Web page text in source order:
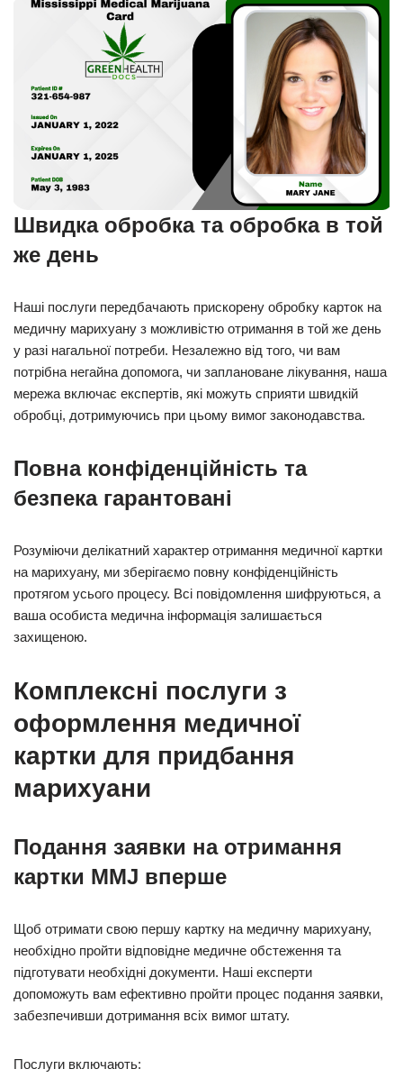
Швидка обробка та обробка в той
же день
Наші послуги передбачають прискорену обробку карток на
медичну марихуану з можливістю отримання в той же день
у разі нагальної потреби. Незалежно від того, чи вам
потрібна негайна допомога, чи заплановане лікування, наша
мережа включає експертів, які можуть сприяти швидкій
обробці, дотримуючись при цьому вимог законодавства.
Повна конфіденційність та
безпека гарантовані
Розуміючи делікатний характер отримання медичної картки
на марихуану, ми зберігаємо повну конфіденційність
протягом усього процесу. Всі повідомлення шифруються, а
ваша особиста медична інформація залишається
захищеною.
Комплексні послуги з
оформлення медичної
картки для придбання
марихуани
Подання заявки на отримання
картки MMJ вперше
Щоб отримати свою першу картку на медичну марихуану,
необхідно пройти відповідне медичне обстеження та
підготувати необхідні документи. Наші експерти
допоможуть вам ефективно пройти процес подання заявки,
забезпечивши дотримання всіх вимог штату.
Послуги включають: